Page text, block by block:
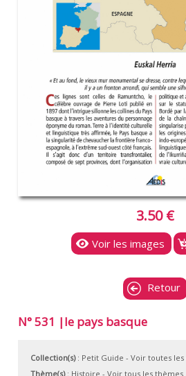
3.50 €
Voir les images
Retour
N° 531 |le pays basque
Collection(s): Petit Guide - Voir toutes
Thème(s): Histoire - Voir tous les thèmes